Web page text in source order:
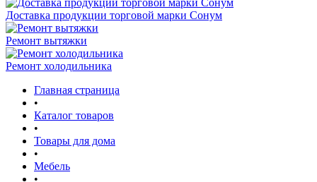
Доставка продукции торговой марки Сонум
Ремонт вытяжки
Ремонт холодильника
Главная страница
•
Каталог товаров
•
Товары для дома
•
Мебель
•